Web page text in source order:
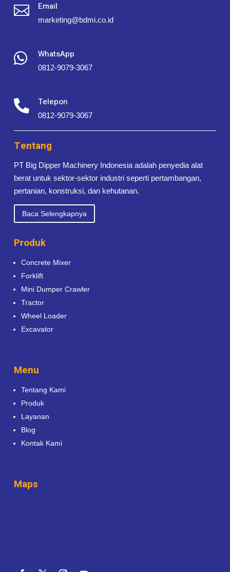
 Email
marketing@bdmi.co.id
 WhatsApp
0812-9079-3067
 Telepon
0812-9079-3067
Tentang
PT Big Dipper Machinery Indonesia adalah penyedia alat
berat untuk sektor-sektor industri seperti pertambangan,
pertanian, konstruksi, dan kehutanan.
Baca Selengkapnya
Produk
Concrete Mixer
Forklift
Mini Dumper Crawler
Tractor
Wheel Loader
Excavator
Menu
Tentang Kami
Produk
Layanan
Blog
Kontak Kami
Maps